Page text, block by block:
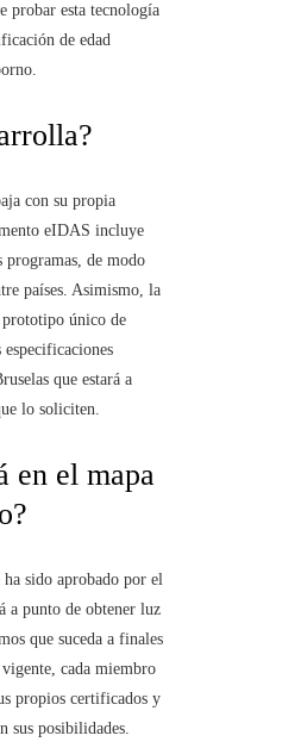
probar esta tecnología
de edad
con su propia
eIDAS incluye
programas, de modo
países. Asimismo, la
prototipo único de
que estará a
lo soliciten.
en el mapa
sido aprobado por el
a punto de obtener luz
que suceda a finales
vigente, cada miembro
propios certificados y
sus posibilidades.